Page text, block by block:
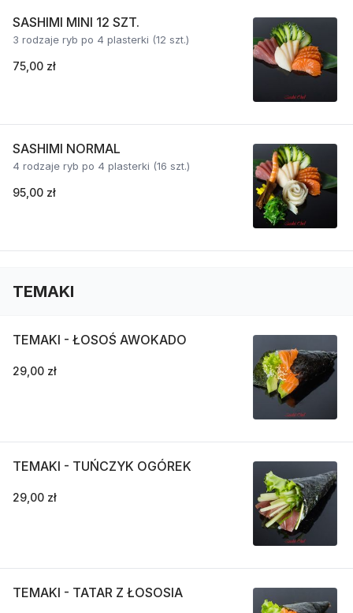
SASHIMI MINI 12 SZT.
3 rodzaje ryb po 4 plasterki (12 szt.)
75,00 zł
SASHIMI NORMAL
4 rodzaje ryb po 4 plasterki (16 szt.)
95,00 zł
TEMAKI
TEMAKI - ŁOSOŚ AWOKADO
29,00 zł
TEMAKI - TUŃCZYK OGÓREK
29,00 zł
TEMAKI - TATAR Z ŁOSOSIA